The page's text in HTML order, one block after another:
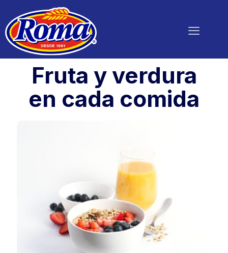
Fruta y verdura
en cada comida